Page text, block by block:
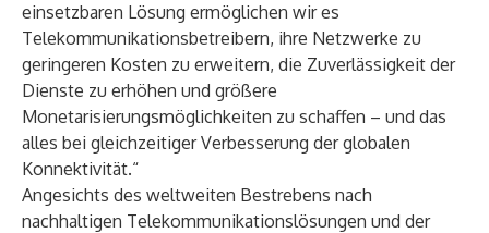
einsetzbaren Lösung ermöglichen wir es
Telekommunikationsbetreibern, ihre Netzwerke zu
geringeren Kosten zu erweitern, die Zuverlässigkeit der
Dienste zu erhöhen und größere
Monetarisierungsmöglichkeiten zu schaffen – und das
alles bei gleichzeitiger Verbesserung der globalen
Konnektivität.“
Angesichts des weltweiten Bestrebens nach
nachhaltigen Telekommunikationslösungen und der